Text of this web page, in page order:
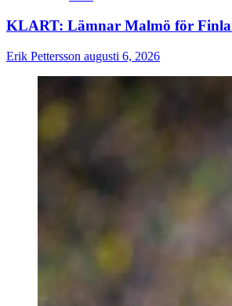
KLART: Lämnar Malmö för
Erik Pettersson augusti 6, 2026